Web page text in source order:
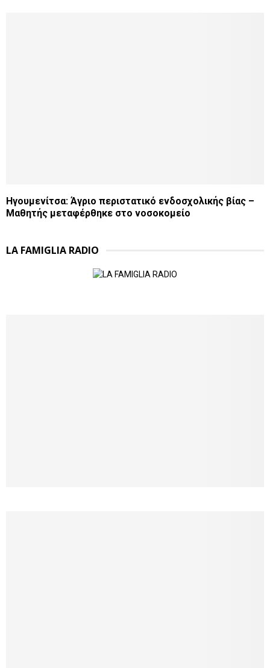
Ηγουμενίτσα: Άγριο περιστατικό ενδοσχολικής βίας –
Μαθητής μεταφέρθηκε στο νοσοκομείο
LA FAMIGLIA RADIO